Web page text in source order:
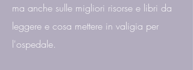
ma anche sulle migliori risorse e libri da
leggere e cosa mettere in valigia per
l'ospedale.